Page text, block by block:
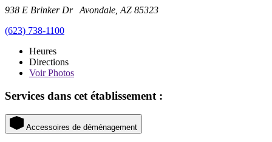
938 E Brinker Dr Avondale, AZ 85323
(623) 738-1100
Heures
Directions
VoirPhotos
Services dans cet établissement :
Accessoires de déménagement